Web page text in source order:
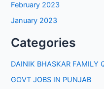
February 2023
January 2023
Categories
DAINIK BHASKAR FAMILY
GOVT JOBS IN PUNJAB